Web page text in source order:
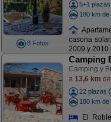
8 Fotos
5+1 plazas
180 km de
casona
2009 y 2010
Camping
Camping y
a 13,6 km
22 plazas
180 km de
El